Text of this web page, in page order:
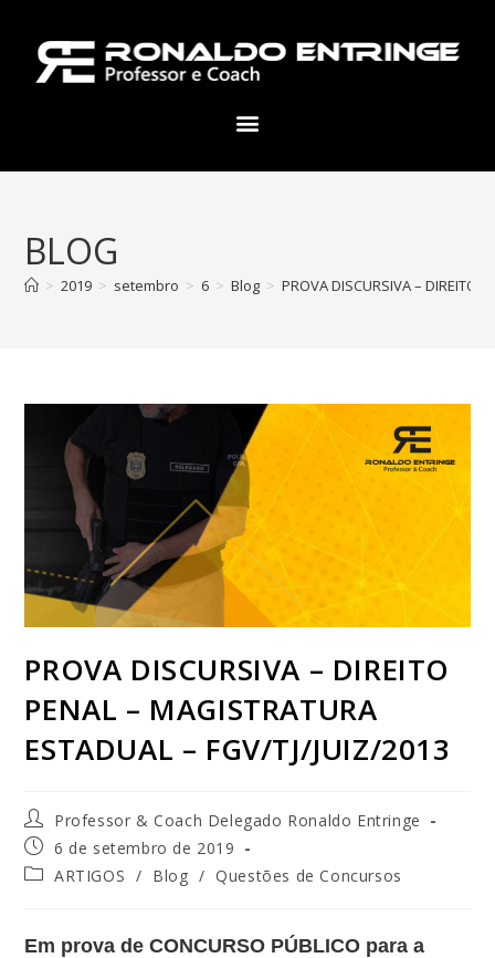
BLOG
> 2019 > setembro > 6 > Blog > PROVA DISCURSIVA – DIREITO
PROVA DISCURSIVA – DIREITO
PENAL – MAGISTRATURA
ESTADUAL – FGV/TJ/JUIZ/2013
Professor & Coach Delegado Ronaldo Entringe
6 de setembro de 2019
ARTIGOS / Blog / Questões de Concursos
Em prova de CONCURSO PÚBLICO para a